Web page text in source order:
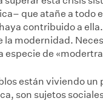
que atañe a todo
contribuido a
la modernidad.
especie de
están viviendo un
son sujetos